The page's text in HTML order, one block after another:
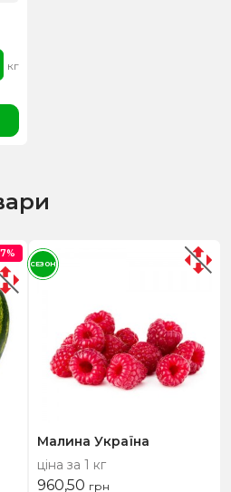
кг
Малина Україна
ціна за 1 кг
960,50 грн
СЕЗОН